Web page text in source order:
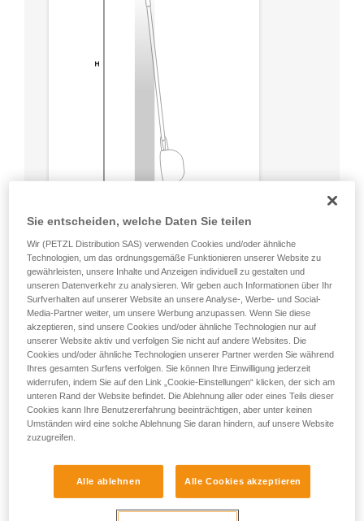
Sie entscheiden, welche Daten Sie teilen
Wir (PETZL Distribution SAS) verwenden Cookies und/oder ähnliche
Technologien, um das ordnungsgemäße Funktionieren unserer Website zu
gewährleisten, unsere Inhalte und Anzeigen individuell zu gestalten und
unseren Datenverkehr zu analysieren. Wir geben auch Informationen über Ihr
Surfverhalten auf unserer Website an unsere Analyse-, Werbe- und Social-
Media-Partner weiter, um unsere Werbung anzupassen. Wenn Sie diese
akzeptieren, sind unsere Cookies und/oder ähnliche Technologien nur auf
unserer Website aktiv und verfolgen Sie nicht auf andere Websites. Die
Cookies und/oder ähnliche Technologien unserer Partner werden Sie während
Ihres gesamten Surfens verfolgen. Sie können Ihre Einwilligung jederzeit
widerrufen, indem Sie auf den Link „Cookie-Einstellungen“ klicken, der sich am
unteren Rand der Website befindet. Die Ablehnung aller oder eines Teils dieser
Cookies kann Ihre Benutzererfahrung beeinträchtigen, aber unter keinen
Umständen wird eine solche Ablehnung Sie daran hindern, auf unsere Website
zuzugreifen.
Alle ablehnen Alle Cookies akzeptieren